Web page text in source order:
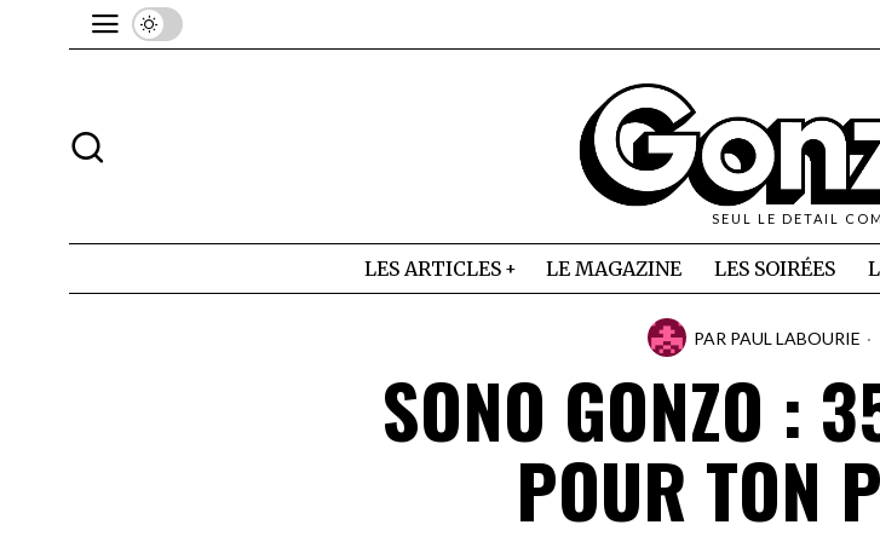
SEUL LE DETAIL
LES ARTICLES LE MAGAZINE LES SOIRÉES
PAR PAUL LABOURIE
SONO GONZO :
POUR TON